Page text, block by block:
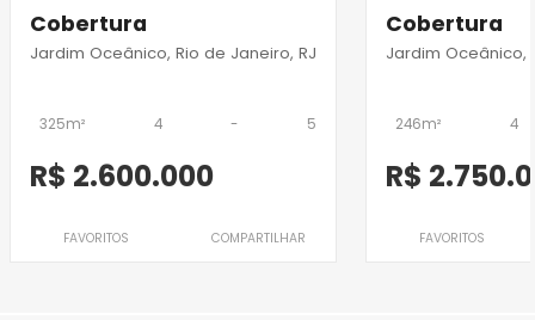
Cobertura
Jardim Oceânico, Rio de Janeiro, RJ
325m² 4 - 5
R$ 2.600.000
FAVORITOS COMPARTILHAR
Cobertura
Jardim Oceânico,
246m² 4
R$
FAVORITOS